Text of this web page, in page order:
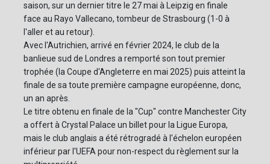
saison, sur un dernier titre le 27 mai à Leipzig en finale
face au Rayo Vallecano, tombeur de Strasbourg (1-0 à
l'aller et au retour).
Avec l'Autrichien, arrivé en février 2024, le club de la
banlieue sud de Londres a remporté son tout premier
trophée (la Coupe d'Angleterre en mai 2025) puis atteint la
finale de sa toute première campagne européenne, donc,
un an après.
Le titre obtenu en finale de la "Cup" contre Manchester City
a offert à Crystal Palace un billet pour la Ligue Europa,
mais le club anglais a été rétrogradé à l'échelon européen
inférieur par l'UEFA pour non-respect du règlement sur la